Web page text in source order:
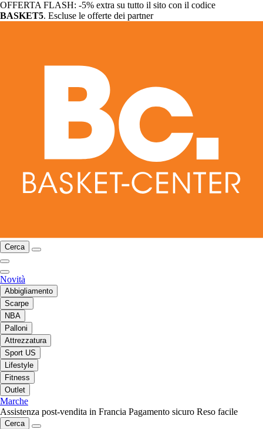
OFFERTA FLASH: -5% extra su tutto il sito con il codice
BASKET5. Escluse le offerte dei partner
Cerca
Novità
Abbigliamento
Scarpe
NBA
Palloni
Attrezzatura
Sport US
Lifestyle
Fitness
Outlet
Marche
Assistenza post-vendita in Francia Pagamento sicuro Reso facile
Cerca